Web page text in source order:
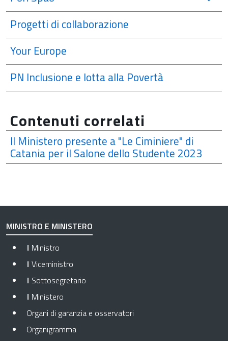
Progetti di collaborazione
Your Europe
PN Inclusione e lotta alla Povertà
Contenuti correlati
Il Ministero presente a "Le Ciminiere" di
Catania per il Salone dello Studente 2023
MINISTRO E MINISTERO
Il Ministro
Il Viceministro
Il Sottosegretario
Il Ministero
Organi di garanzia e osservatori
Organigramma